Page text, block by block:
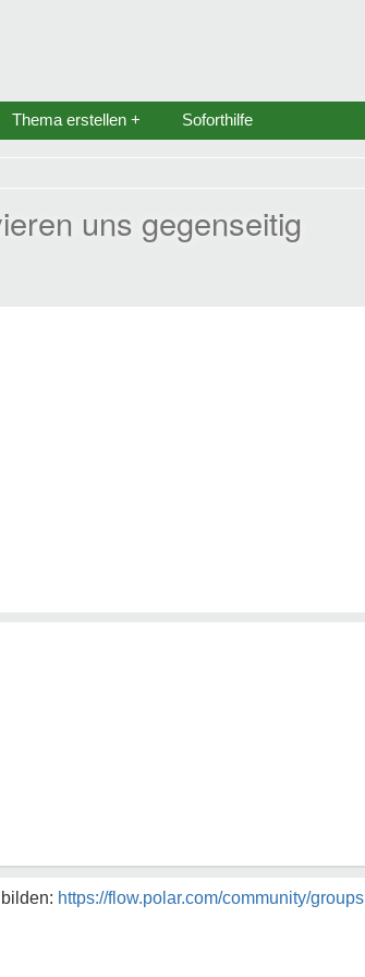
Thema erstellen + Soforthilfe
uns gegenseitig
https://flow.polar.com/community/groups